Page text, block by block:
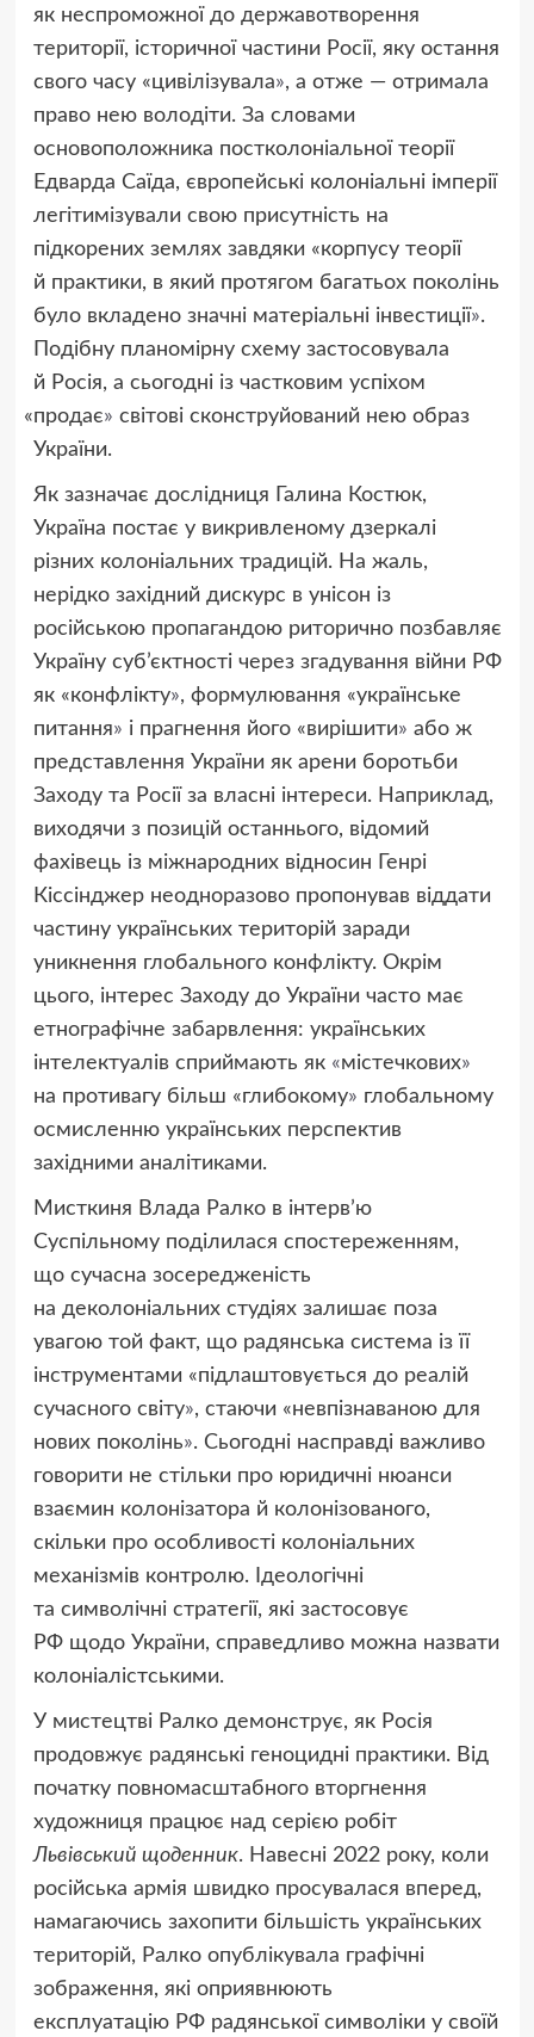
як неспроможної до державотворення
території, історичної частини Росії, яку остання
свого часу «цивілізувала», а отже — отримала
право нею володіти. За словами
основоположника постколоніальної теорії
Едварда Саїда, європейські колоніальні імперії
легітимізували свою присутність на
підкорених землях завдяки «корпусу теорії
й практики, в який протягом багатьох поколінь
було вкладено значні матеріальні інвестиції».
Подібну планомірну схему застосовувала
й Росія, а сьогодні із частковим успіхом
«продає» світові сконструйований нею образ
України.
Як зазначає дослідниця Галина Костюк,
Україна постає у викривленому дзеркалі
різних колоніальних традицій. На жаль,
нерідко західний дискурс в унісон із
російською пропагандою риторично позбавляє
Україну суб’єктності через згадування війни РФ
як «конфлікту», формулювання «українське
питання» і прагнення його «вирішити» або ж
представлення України як арени боротьби
Заходу та Росії за власні інтереси. Наприклад,
виходячи з позицій останнього, відомий
фахівець із міжнародних відносин Генрі
Кіссінджер неодноразово пропонував віддати
частину українських територій заради
уникнення глобального конфлікту. Окрім
цього, інтерес Заходу до України часто має
етнографічне забарвлення: українських
інтелектуалів сприймають як «містечкових»
на противагу більш «глибокому» глобальному
осмисленню українських перспектив
західними аналітиками.
Мисткиня Влада Ралко в інтервʼю
Суспільному поділилася спостереженням,
що сучасна зосередженість
на деколоніальних студіях залишає поза
увагою той факт, що радянська система із її
інструментами «підлаштовується до реалій
сучасного світу», стаючи «невпізнаваною для
нових поколінь». Сьогодні насправді важливо
говорити не стільки про юридичні нюанси
взаємин колонізатора й колонізованого,
скільки про особливості колоніальних
механізмів контролю. Ідеологічні
та символічні стратегії, які застосовує
РФ щодо України, справедливо можна назвати
колоніалістськими.
У мистецтві Ралко демонструє, як Росія
продовжує радянські геноцидні практики. Від
початку повномасштабного вторгнення
художниця працює над серією робіт
Львівський щоденник. Навесні 2022 року, коли
російська армія швидко просувалася вперед,
намагаючись захопити більшість українських
територій, Ралко опублікувала графічні
зображення, які оприявнюють
експлуатацію РФ радянської символіки у своїй